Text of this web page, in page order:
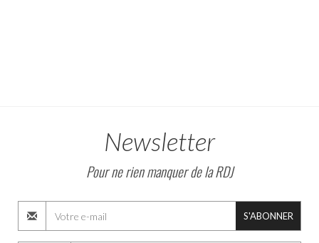
Newsletter
Pour ne rien manquer de la RDJ
S'ABONNER